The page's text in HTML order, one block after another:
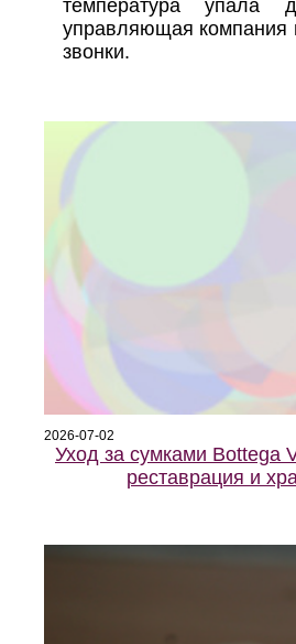
температура упала
управляющая компания
звонки.
2026-07-02
Уход за сумками Bottega
реставрация и